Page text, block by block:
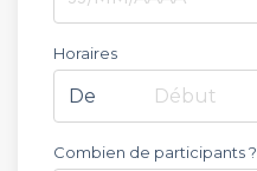
Horaires
De Début
Combien de participants ?